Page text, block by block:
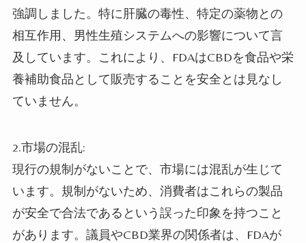
強調しました。特に肝臓の毒性、特定の薬物との
相互作用、男性生殖システムへの影響について言
及しています。これにより、FDAはCBDを食品や栄
養補助食品として販売することを安全とは見なし
ていません。
2.市場の混乱:
現行の規制がないことで、市場には混乱が生じて
います。規制がないため、消費者はこれらの製品
が安全で合法であるという誤った印象を持つこと
があります。議員やCBD業界の関係者は、FDAが